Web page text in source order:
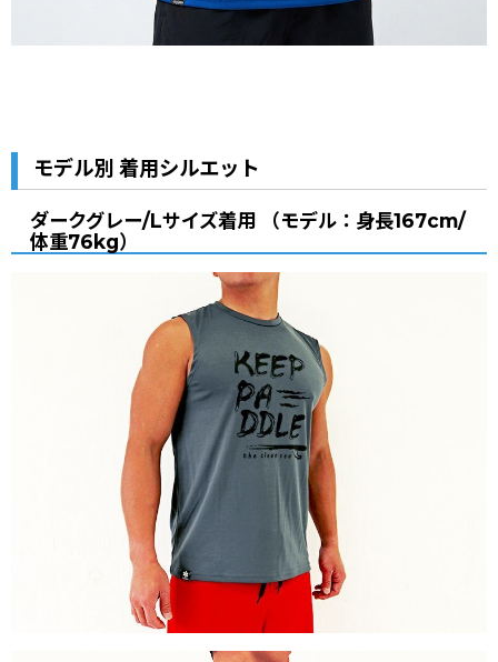
モデル別 着用シルエット
ダークグレー/Lサイズ着用 （モデル：身長167cm/
体重76kg）